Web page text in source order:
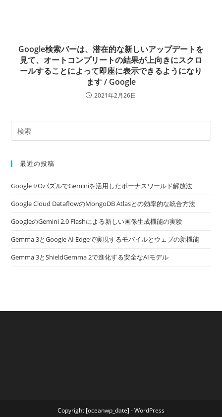
Google検索バーは、潜在的な新しいアップデートを
見て、オートコンプリートの結果が上向きにスクロ
ールすることによって即座に表示できるようになり
ます / Google
2021年2月26日
最近の投稿
Google I/OパズルでGeminiを活用したボーナスワールド解放法
Google Cloud DataflowのMongoDB Atlasとの効率的な統合方法
GoogleのGemini 2.0 Flashによる新しい画像生成機能の実験
Gemma 3とGoogle AI Edgeで実現するモバイルとウェブの新機能
Gemma 3とShieldGemma 2で進化する安全なAIモデル
Copyright [oceanwp_date] - WordPress